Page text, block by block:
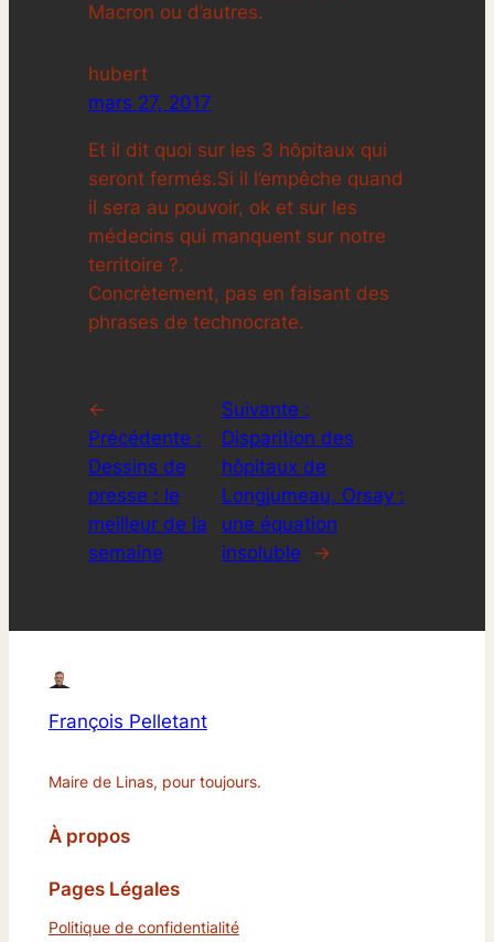
Macron ou d’autres.
hubert
mars 27, 2017
Et il dit quoi sur les 3 hôpitaux qui
seront fermés.Si il l’empêche quand
il sera au pouvoir, ok et sur les
médecins qui manquent sur notre
territoire ?.
Concrètement, pas en faisant des
phrases de technocrate.
←
Précédente :
Dessins de
presse : le
meilleur de la
semaine
Suivante :
Disparition des
hôpitaux de
Longjumeau, Orsay :
une équation
insoluble
→
François Pelletant
Maire de Linas, pour toujours.
À propos
Pages Légales
Politique de confidentialité